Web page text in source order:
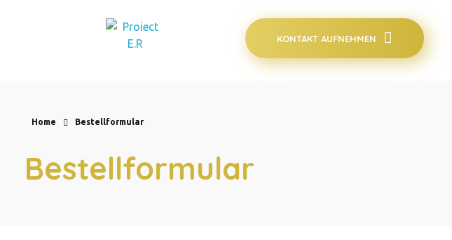
KONTAKT AUFNEHMEN
Home Bestellformular
Bestellformular